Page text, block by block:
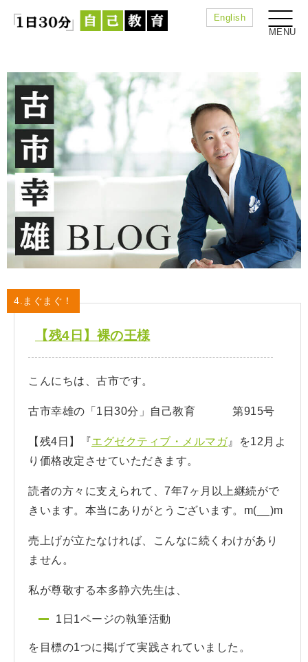
English
4.まぐまぐ！
【残4日】裸の王様
こんにちは、古市です。
古市幸雄の「1日30分」自己教育 第915号
【残4日】『エグゼクティブ・メルマガ』を12月よ
り価格改定させていただきます。
読者の方々に支えられて、7年7ヶ月以上継続がで
きいます。本当にありがとうございます。m(__)m
売上げが立たなければ、こんなに続くわけがあり
ません。
私が尊敬する本多静六先生は、
1日1ページの執筆活動
を目標の1つに掲げて実践されていました。